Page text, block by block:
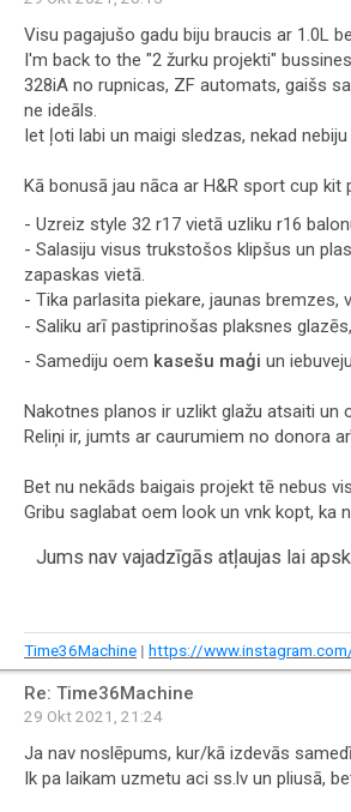
Visu pagajušo gadu biju braucis ar 1.0L
I'm back to the "2 žurku projekti"
328iA no rupnicas, ZF automats, gaišs
ne ideāls.
Iet ļoti labi un maigi sledzas, nekad
Kā bonusā jau nāca ar H&R sport cup kit
- Uzreiz style 32 r17 vietā uzliku r16
- Salasiju visus trukstošos klipšus un
zapaskas vietā.
- Tika parlasita piekare, jaunas bremzes,
- Saliku arī pastiprinošas plaksnes
- Samediju oem kasešu maģi un
Nakotnes planos ir uzlikt glažu atsaiti un
Reliņi ir, jumts ar caurumiem no donora
Bet nu nekāds baigais projekt tē nebus
Gribu saglabat oem look un vnk kopt, ka
Jums nav vajadzīgās atļaujas lai
Time36Machine | https://
Re: Time36Machine
29 Okt 2021, 21:24
Ja nav noslēpums, kur/kā izdevās
Ik pa laikam uzmetu aci ss.lv un pliusā,